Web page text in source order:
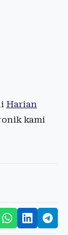
Harian
kami